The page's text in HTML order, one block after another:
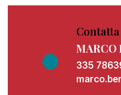
MARCO
335